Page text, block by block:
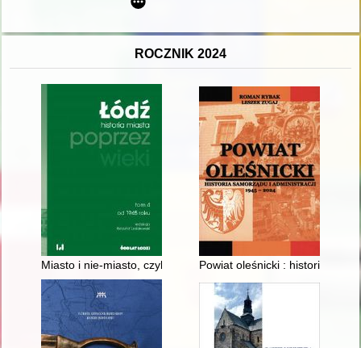
ROCZNIK 2024
Miasto i nie-miasto, czyli Przemiany łódzkiej urbanistyki
Powiat oleśnicki : historia